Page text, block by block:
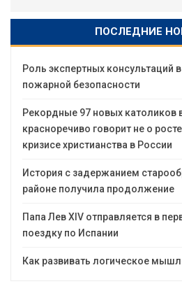
ПОСЛЕДНИЕ
Роль экспертных консультаций
пожарной безопасности
Рекордные 97 новых католиков
красноречиво говорит не о
кризисе христианства в России
История с задержанием
районе получила продолжение
Папа Лев XIV отправляется в
поездку по Испании
Как развивать логическое